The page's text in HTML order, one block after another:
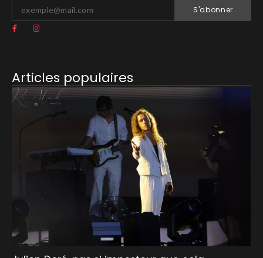
S'abonner
Articles populaires